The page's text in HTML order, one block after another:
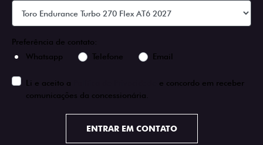
Preferência de contato:
Whatsapp
Telefone Email
Li e aceito a
e concordo em receber
comunicações da concessionária.
ENTRAR EM CONTATO